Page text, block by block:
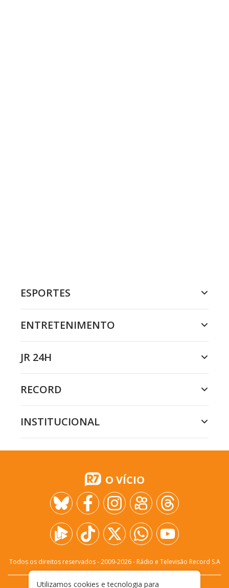
ESPORTES
ENTRETENIMENTO
JR 24H
RECORD
INSTITUCIONAL
O VÍCIO
Todos os direitos reservados - 2009-2026- Rádio e Televisão Record S.A
Utilizamos cookies e tecnologia para